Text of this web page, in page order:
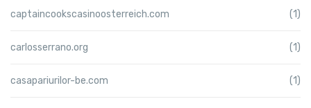
captaincookscasinoosterreich.com (1)
carlosserrano.org (1)
casapariurilor-be.com (1)